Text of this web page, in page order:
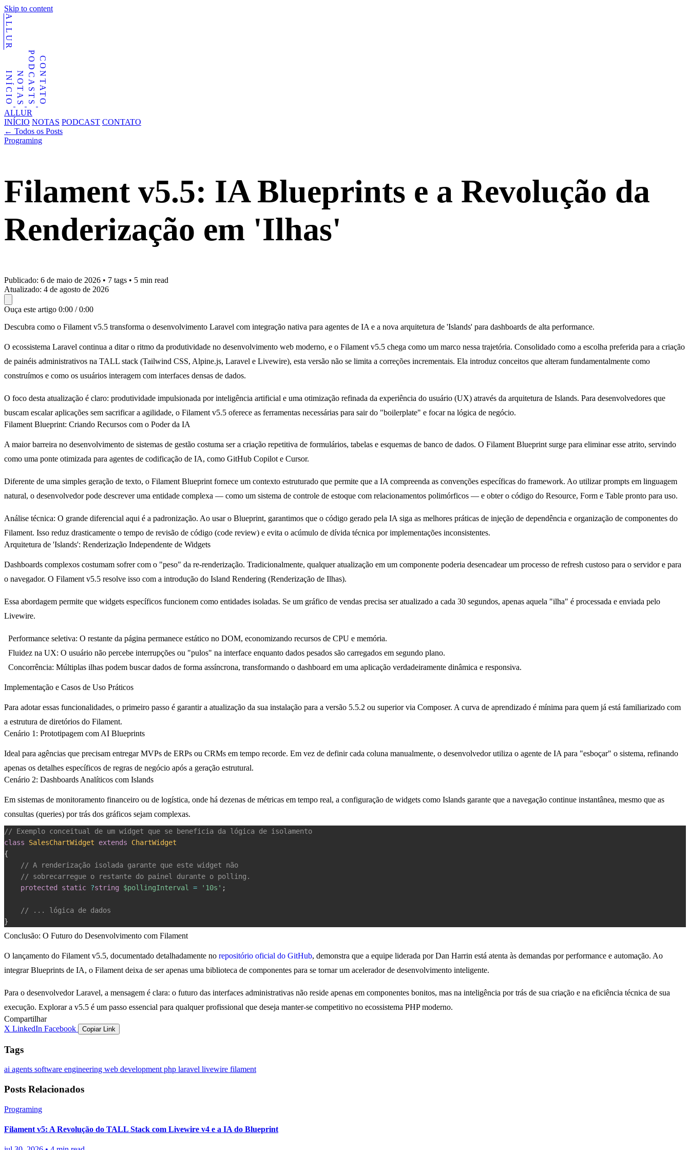
Skip to content
ALLUR
INÍCIONOTASPODCASTSCONTATO
ALLUR
INÍCIO NOTAS PODCAST CONTATO
← Todos os Posts
Programing
Filament v5.5: IA Blueprints e a Revolução da
Renderização em 'Ilhas'
Publicado: 6 de maio de 2026 • 7 tags • 5 min read
Atualizado: 4 de agosto de 2026
Ouça este artigo 0:00 / 0:00
Descubra como o Filament v5.5 transforma o desenvolvimento Laravel com integração nativa para agentes de IA e a nova arquitetura de 'Islands' para dashboards de alta performance.
O ecossistema Laravel continua a ditar o ritmo da produtividade no desenvolvimento web moderno, e o Filament v5.5 chega como um marco nessa trajetória. Consolidado como a escolha preferida para a criação
de painéis administrativos na TALL stack (Tailwind CSS, Alpine.js, Laravel e Livewire), esta versão não se limita a correções incrementais. Ela introduz conceitos que alteram fundamentalmente como
construímos e como os usuários interagem com interfaces densas de dados.
O foco desta atualização é claro: produtividade impulsionada por inteligência artificial e uma otimização refinada da experiência do usuário (UX) através da arquitetura de Islands. Para desenvolvedores que
buscam escalar aplicações sem sacrificar a agilidade, o Filament v5.5 oferece as ferramentas necessárias para sair do "boilerplate" e focar na lógica de negócio.
Filament Blueprint: Criando Recursos com o Poder da IA
A maior barreira no desenvolvimento de sistemas de gestão costuma ser a criação repetitiva de formulários, tabelas e esquemas de banco de dados. O Filament Blueprint surge para eliminar esse atrito, servindo
como uma ponte otimizada para agentes de codificação de IA, como GitHub Copilot e Cursor.
Diferente de uma simples geração de texto, o Filament Blueprint fornece um contexto estruturado que permite que a IA compreenda as convenções específicas do framework. Ao utilizar prompts em linguagem
natural, o desenvolvedor pode descrever uma entidade complexa — como um sistema de controle de estoque com relacionamentos polimórficos — e obter o código do Resource, Form e Table pronto para uso.
Análise técnica: O grande diferencial aqui é a padronização. Ao usar o Blueprint, garantimos que o código gerado pela IA siga as melhores práticas de injeção de dependência e organização de componentes do
Filament. Isso reduz drasticamente o tempo de revisão de código (code review) e evita o acúmulo de dívida técnica por implementações inconsistentes.
Arquitetura de 'Islands': Renderização Independente de Widgets
Dashboards complexos costumam sofrer com o "peso" da re-renderização. Tradicionalmente, qualquer atualização em um componente poderia desencadear um processo de refresh custoso para o servidor e para
o navegador. O Filament v5.5 resolve isso com a introdução do Island Rendering (Renderização de Ilhas).
Essa abordagem permite que widgets específicos funcionem como entidades isoladas. Se um gráfico de vendas precisa ser atualizado a cada 30 segundos, apenas aquela "ilha" é processada e enviada pelo
Livewire.
Performance seletiva: O restante da página permanece estático no DOM, economizando recursos de CPU e memória.
Fluidez na UX: O usuário não percebe interrupções ou "pulos" na interface enquanto dados pesados são carregados em segundo plano.
Concorrência: Múltiplas ilhas podem buscar dados de forma assíncrona, transformando o dashboard em uma aplicação verdadeiramente dinâmica e responsiva.
Implementação e Casos de Uso Práticos
Para adotar essas funcionalidades, o primeiro passo é garantir a atualização da sua instalação para a versão 5.5.2 ou superior via Composer. A curva de aprendizado é mínima para quem já está familiarizado com
a estrutura de diretórios do Filament.
Cenário 1: Prototipagem com AI Blueprints
Ideal para agências que precisam entregar MVPs de ERPs ou CRMs em tempo recorde. Em vez de definir cada coluna manualmente, o desenvolvedor utiliza o agente de IA para "esboçar" o sistema, refinando
apenas os detalhes específicos de regras de negócio após a geração estrutural.
Cenário 2: Dashboards Analíticos com Islands
Em sistemas de monitoramento financeiro ou de logística, onde há dezenas de métricas em tempo real, a configuração de widgets como Islands garante que a navegação continue instantânea, mesmo que as
consultas (queries) por trás dos gráficos sejam complexas.
// Exemplo conceitual de um widget que se beneficia da lógica de isolamento
class
SalesChartWidget extends
ChartWidget
{
// A renderização isolada garante que este widget não
// sobrecarregue o restante do painel durante o polling.
protected
static ?string $pollingInterval = '10s' ;
// ... lógica de dados
}
Conclusão: O Futuro do Desenvolvimento com Filament
O lançamento do Filament v5.5, documentado detalhadamente no repositório oficial do GitHub, demonstra que a equipe liderada por Dan Harrin está atenta às demandas por performance e automação. Ao
integrar Blueprints de IA, o Filament deixa de ser apenas uma biblioteca de componentes para se tornar um acelerador de desenvolvimento inteligente.
Para o desenvolvedor Laravel, a mensagem é clara: o futuro das interfaces administrativas não reside apenas em componentes bonitos, mas na inteligência por trás de sua criação e na eficiência técnica de sua
execução. Explorar a v5.5 é um passo essencial para qualquer profissional que deseja manter-se competitivo no ecossistema PHP moderno.
Compartilhar
X LinkedIn Facebook Copiar Link
Tags
ai agents software engineering web development php laravel livewire filament
Posts Relacionados
Programing
Filament v5: A Revolução do TALL Stack com Livewire v4 e a IA do Blueprint